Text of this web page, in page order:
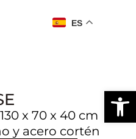
ES
x 70 x 40 cm
y acero cortén